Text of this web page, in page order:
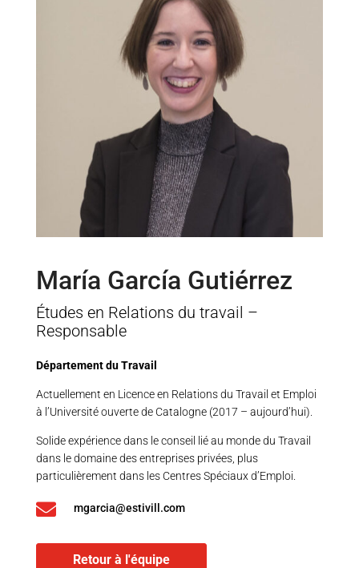
María García Gutiérrez
Études en Relations du travail –
Responsable
Département du Travail
Actuellement en Licence en Relations du Travail et Emploi
à l’Université ouverte de Catalogne (2017 – aujourd’hui).
Solide expérience dans le conseil lié au monde du Travail
dans le domaine des entreprises privées, plus
particulièrement dans les Centres Spéciaux d’Emploi.
 mgarcia@estivill.com
Retour à l'équipe